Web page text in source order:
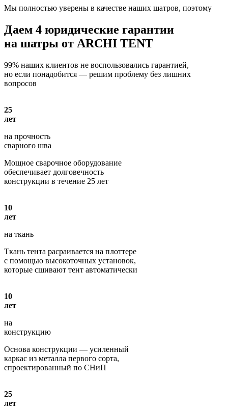
Мы полностью уверены в качестве наших шатров, поэтому
Даем 4 юридические гарантии
на шатры от ARCHI TENT
99% наших клиентов не воспользовались гарантией,
но если понадобится — решим проблему без лишних
вопросов
25
лет
на прочность
сварного шва
Мощное сварочное оборудование
обеспечивает долговечность
конструкции в течение 25 лет
10
лет
на ткань
Ткань тента расраивается на плоттере
с помощью высокоточных установок,
которые сшивают тент автоматически
10
лет
на
конструкцию
Основа конструкции — усиленный
каркас из металла первого сорта,
спроектированный по СНиП
25
лет